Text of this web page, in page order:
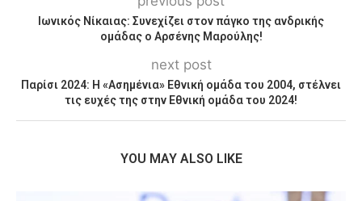
Ιωνικός Νίκαιας: Συνεχίζει στον πάγκο της ανδρικής
ομάδας ο Αρσένης Μαρούλης!
next post
Παρίσι 2024: Η «Ασημένια» Εθνική ομάδα του 2004, στέλνει
τις ευχές της στην Εθνική ομάδα του 2024!
YOU MAY ALSO LIKE